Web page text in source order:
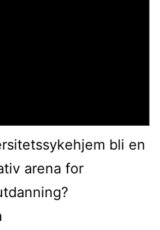
bli en
arena for